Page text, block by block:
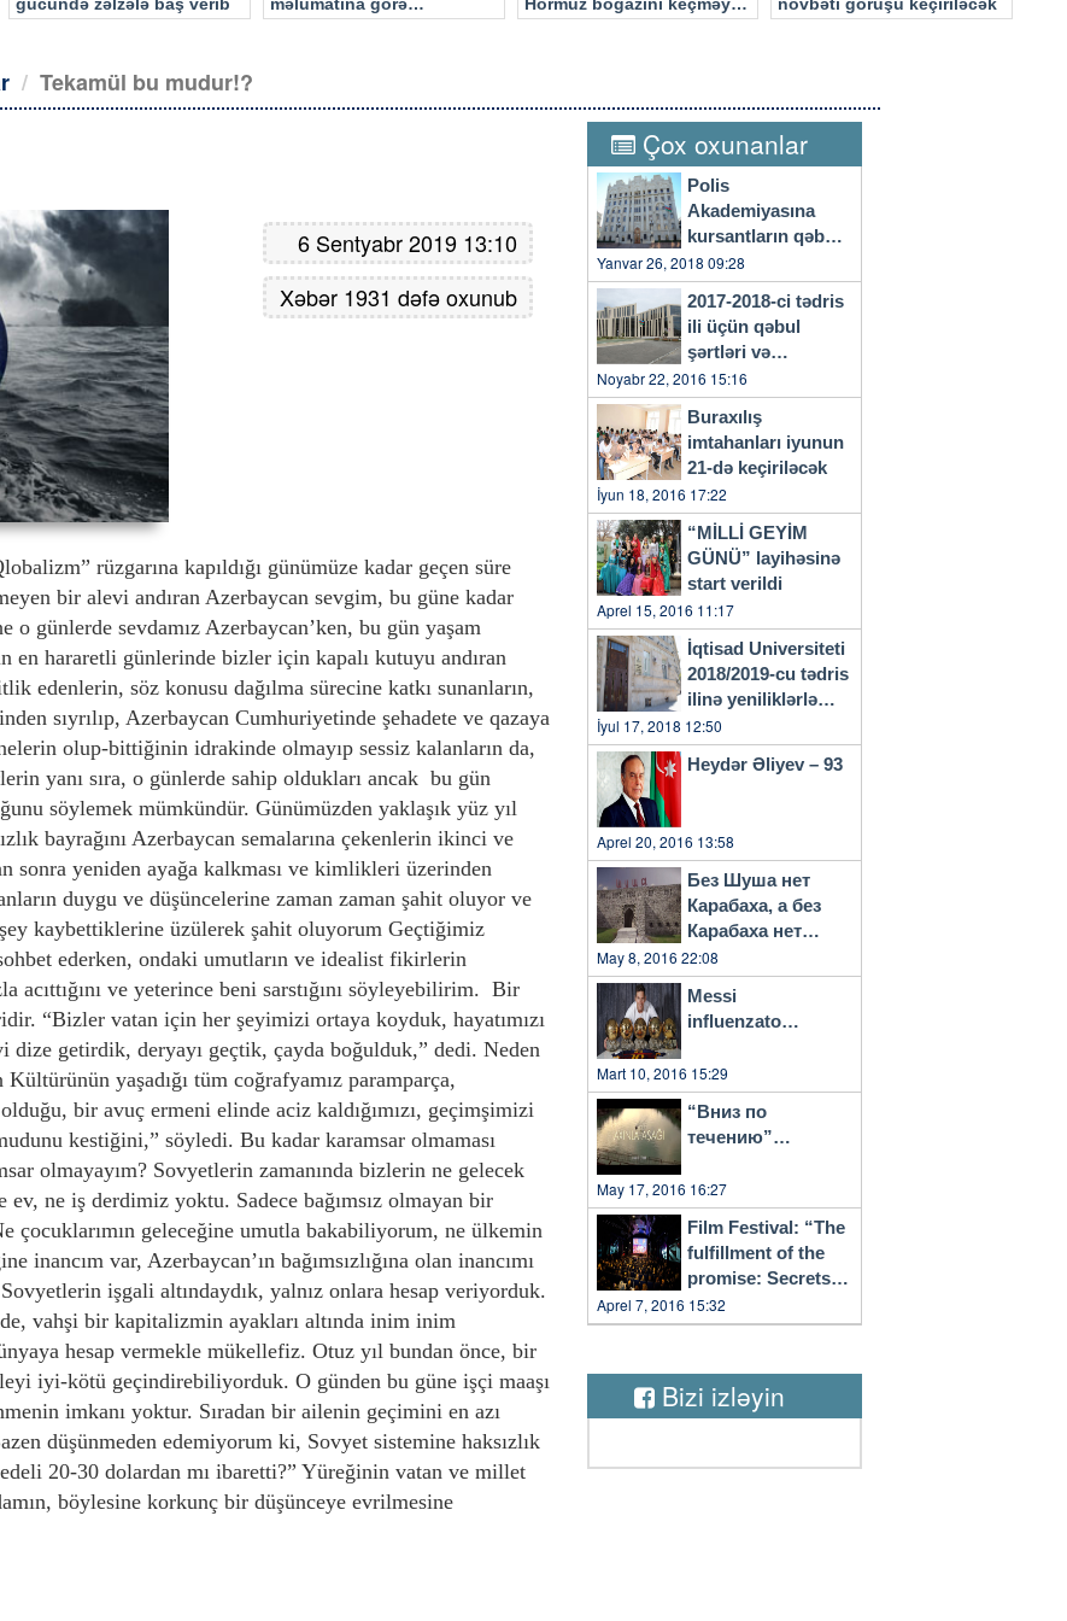
Tekamül bu mudur!?
6 Sentyabr 2019 13:10
Xəbər 1931 dəfə oxunub
rüzgarına kapıldığı günümüze kadar geçen süre
bir alevi andıran Azerbaycan sevgim, bu güne kadar
o günlerde sevdamız Azerbaycan’ken, bu gün yaşam
en hararetli günlerinde bizler için kapalı kutuyu andıran
edenlerin, söz konusu dağılma sürecine katkı sunanların,
sıyrılıp, Azerbaycan Cumhuriyetinde şehadete ve qazaya
olup-bittiğinin idrakinde olmayıp sessiz kalanların da,
yanı sıra, o günlerde sahip oldukları ancak bu gün
söylemek mümkündür. Günümüzden yaklaşık yüz yıl
bayrağını Azerbaycan semalarına çekenlerin ikinci ve
sonra yeniden ayağa kalkması ve kimlikleri üzerinden
duygu ve düşüncelerine zaman zaman şahit oluyor ve
kaybettiklerine üzülerek şahit oluyorum Geçtiğimiz
ederken, ondaki umutların ve idealist fikirlerin
acıttığını ve yeterince beni sarstığını söyleyebilirim. Bir
“Bizler vatan için her şeyimizi ortaya koyduk, hayatımızı
dize getirdik, deryayı geçtik, çayda boğulduk,” dedi. Neden
yaşadığı tüm coğrafyamız paramparça,
bir avuç ermeni elinde aciz kaldığımızı, geçimşimizi
kestiğini,” söyledi. Bu kadar karamsar olmaması
olmayayım? Sovyetlerin zamanında bizlerin ne gelecek
ev, ne iş derdimiz yoktu. Sadece bağımsız olmayan bir
çocuklarımın geleceğine umutla bakabiliyorum, ne ülkemin
inancım var, Azerbaycan’ın bağımsızlığına olan inancımı
işgali altındaydık, yalnız onlara hesap veriyorduk.
vahşi bir kapitalizmin ayakları altında inim inim
hesap vermekle mükellefiz. Otuz yıl bundan önce, bir
iyi-kötü geçindirebiliyorduk. O günden bu güne işçi maaşı
imkanı yoktur. Sıradan bir ailenin geçimini en azı
düşünmeden edemiyorum ki, Sovyet sistemine haksızlık
20-30 dolardan mı ibaretti?” Yüreğinin vatan ve millet
böylesine korkunç bir düşünceye evrilmesine
Çox oxunanlar
Polis
Akademiyasına
kursantların qəbulu
başlayıb
Yanvar 26, 2018 09:28
2017-2018-ci tədris
ili üçün qəbul
şərtləri və
qaydaları…
Noyabr 22, 2016 15:16
Buraxılış
imtahanları iyunun
21-də keçiriləcək
İyun 18, 2016 17:22
“MİLLİ GEYİM
GÜNÜ” layihəsinə
start verildi
Aprel 15, 2016 11:17
İqtisad Universiteti
2018/2019-cu tədris
ilinə yeniliklərlə
başlayacaq
İyul 17, 2018 12:50
Heydər Əliyev – 93
Aprel 20, 2016 13:58
Без Шуша нет
Карабаха, а без
Карабаха нет
Азербайджана…
May 8, 2016 22:08
Messi
influenzato…
Mart 10, 2016 15:29
“Вниз по
течению”…
May 17, 2016 16:27
Film Festival: “The
fulfillment of the
promise: Secrets
of Vilnius”
Aprel 7, 2016 15:32
Bizi izləyin